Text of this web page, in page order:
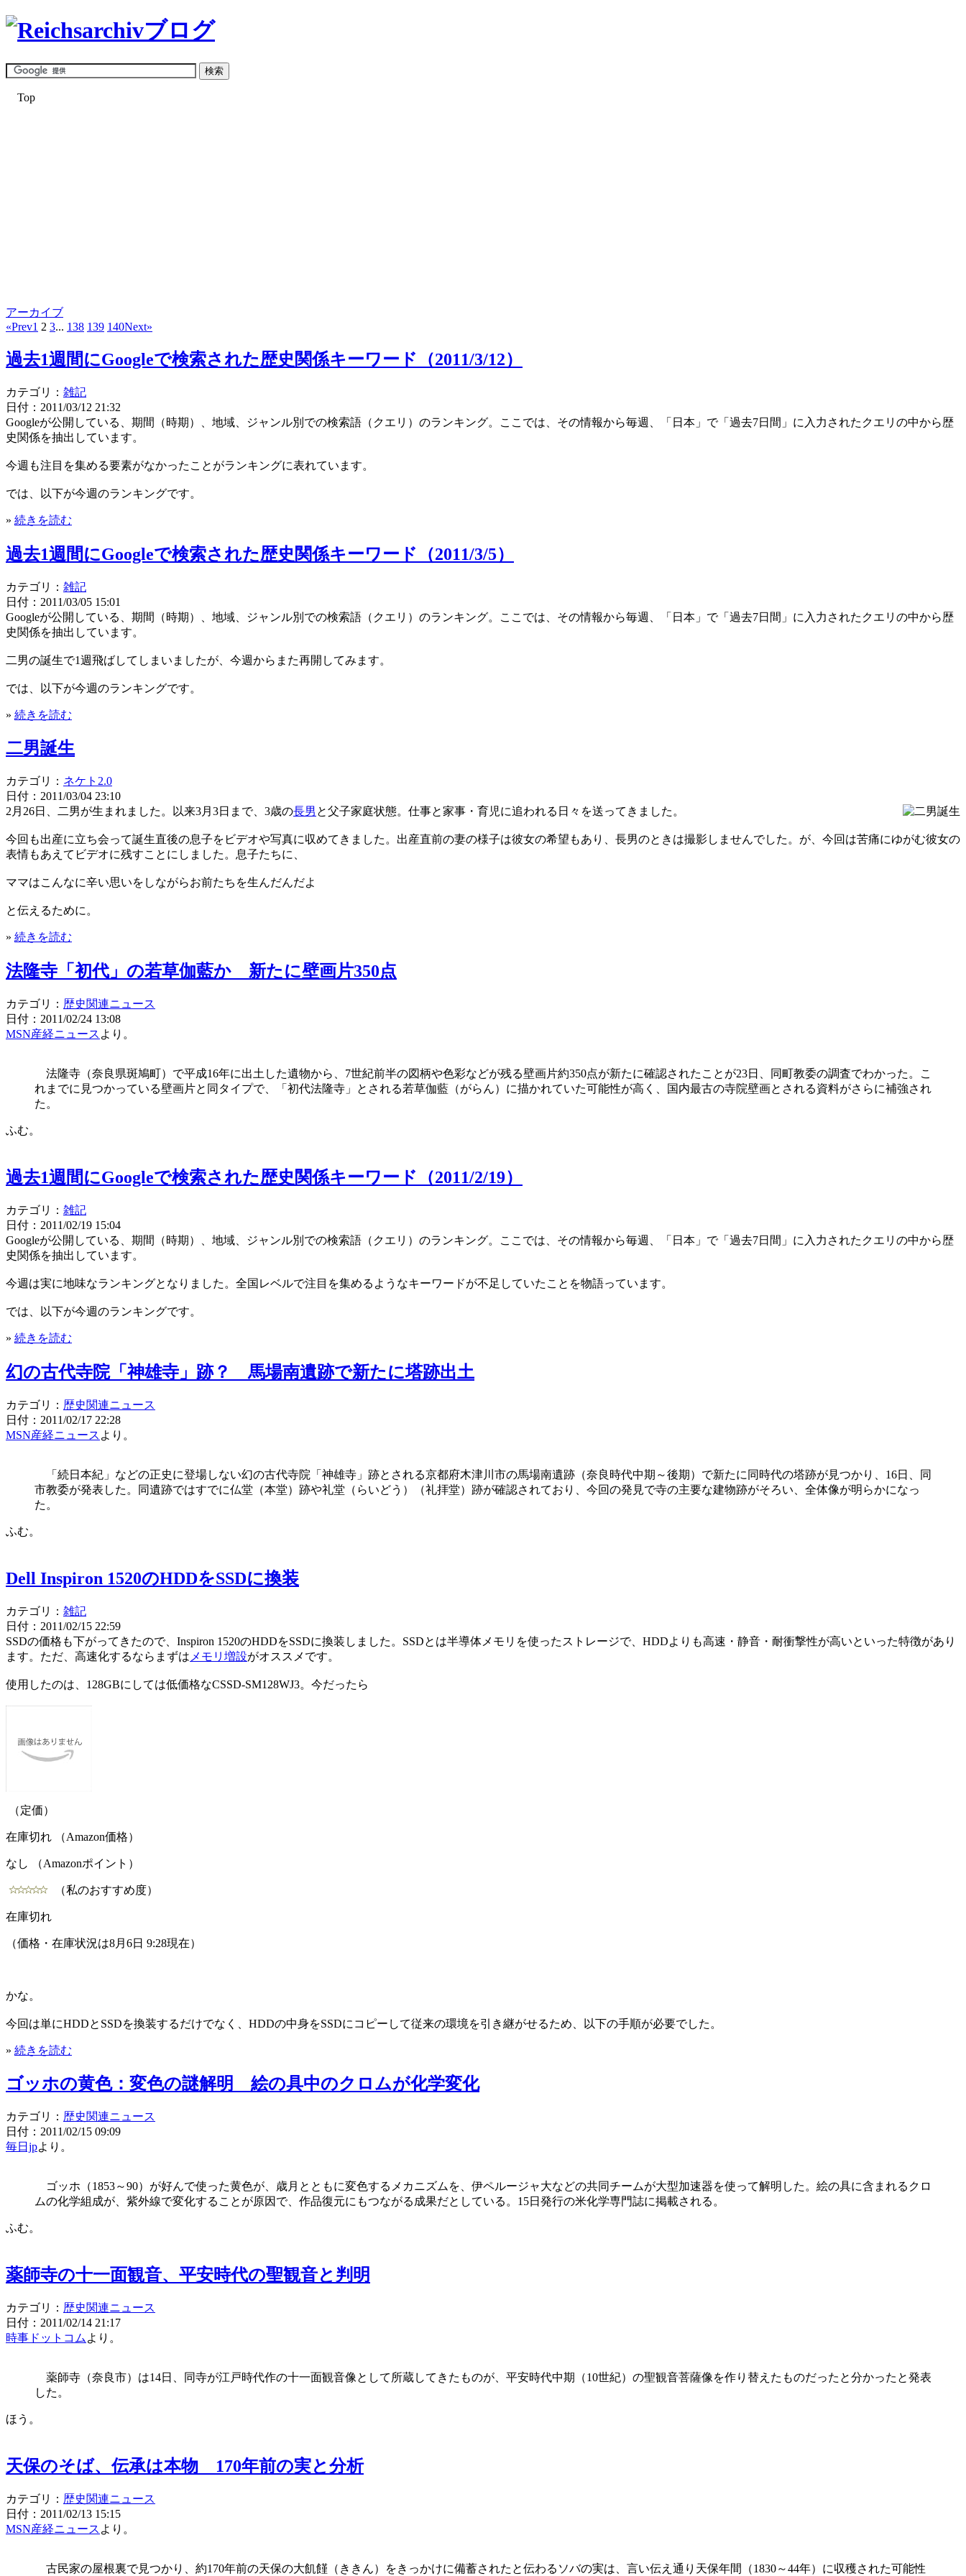
Top
アーカイブ
«Prev1 2 3... 138 139 140Next»
過去1週間にGoogleで検索された歴史関係キーワード（2011/3/12）
カテゴリ： 雑記
日付：2011/03/12 21:32
Googleが公開している、期間（時期）、地域、ジャンル別での検索語（クエリ）のランキング。ここでは、その情報から毎週、「日本」で「過去7日間」に入力されたクエリの中から歴
史関係を抽出しています。
今週も注目を集める要素がなかったことがランキングに表れています。
では、以下が今週のランキングです。
» 続きを読む
過去1週間にGoogleで検索された歴史関係キーワード（2011/3/5）
カテゴリ： 雑記
日付：2011/03/05 15:01
Googleが公開している、期間（時期）、地域、ジャンル別での検索語（クエリ）のランキング。ここでは、その情報から毎週、「日本」で「過去7日間」に入力されたクエリの中から歴
史関係を抽出しています。
二男の誕生で1週飛ばしてしまいましたが、今週からまた再開してみます。
では、以下が今週のランキングです。
» 続きを読む
二男誕生
カテゴリ： ネケト2.0
日付：2011/03/04 23:10
2月26日、二男が生まれました。以来3月3日まで、3歳の長男 と父子家庭状態。仕事と家事・育児に追われる日々を送ってきました。
今回も出産に立ち会って誕生直後の息子をビデオや写真に収めてきました。出産直前の妻の様子は彼女の希望もあり、長男のときは撮影しませんでした。が、今回は苦痛にゆがむ彼女の
表情もあえてビデオに残すことにしました。息子たちに、
ママはこんなに辛い思いをしながらお前たちを生んだんだよ
と伝えるために。
» 続きを読む
法隆寺「初代」の若草伽藍か 新たに壁画片350点
カテゴリ： 歴史関連ニュース
日付：2011/02/24 13:08
MSN産経ニュース より。
法隆寺（奈良県斑鳩町）で平成16年に出土した遺物から、7世紀前半の図柄や色彩などが残る壁画片約350点が新たに確認されたことが23日、同町教委の調査でわかった。こ
れまでに見つかっている壁画片と同タイプで、「初代法隆寺」とされる若草伽藍（がらん）に描かれていた可能性が高く、国内最古の寺院壁画とされる資料がさらに補強され
た。
ふむ。
過去1週間にGoogleで検索された歴史関係キーワード（2011/2/19）
カテゴリ： 雑記
日付：2011/02/19 15:04
Googleが公開している、期間（時期）、地域、ジャンル別での検索語（クエリ）のランキング。ここでは、その情報から毎週、「日本」で「過去7日間」に入力されたクエリの中から歴
史関係を抽出しています。
今週は実に地味なランキングとなりました。全国レベルで注目を集めるようなキーワードが不足していたことを物語っています。
では、以下が今週のランキングです。
» 続きを読む
幻の古代寺院「神雄寺」跡？ 馬場南遺跡で新たに塔跡出土
カテゴリ： 歴史関連ニュース
日付：2011/02/17 22:28
MSN産経ニュース より。
「続日本紀」などの正史に登場しない幻の古代寺院「神雄寺」跡とされる京都府木津川市の馬場南遺跡（奈良時代中期～後期）で新たに同時代の塔跡が見つかり、16日、同
市教委が発表した。同遺跡ではすでに仏堂（本堂）跡や礼堂（らいどう）（礼拝堂）跡が確認されており、今回の発見で寺の主要な建物跡がそろい、全体像が明らかになっ
た。
ふむ。
Dell Inspiron 1520のHDDをSSDに換装
カテゴリ： 雑記
日付：2011/02/15 22:59
SSDの価格も下がってきたので、Inspiron 1520のHDDをSSDに換装しました。SSDとは半導体メモリを使ったストレージで、HDDよりも高速・静音・耐衝撃性が高いといった特徴があり
ます。ただ、高速化するならまずは メモリ増設がオススメです。
使用したのは、128GBにしては低価格なCSSD-SM128WJ3。今だったら
（定価）
在庫切れ （Amazon価格）
なし （Amazonポイント）
（私のおすすめ度）
在庫切れ
（価格・在庫状況は8月6日 9:28現在）
かな。
今回は単にHDDとSSDを換装するだけでなく、HDDの中身をSSDにコピーして従来の環境を引き継がせるため、以下の手順が必要でした。
» 続きを読む
ゴッホの黄色：変色の謎解明 絵の具中のクロムが化学変化
カテゴリ： 歴史関連ニュース
日付：2011/02/15 09:09
毎日jpより。
ゴッホ（1853～90）が好んで使った黄色が、歳月とともに変色するメカニズムを、伊ペルージャ大などの共同チームが大型加速器を使って解明した。絵の具に含まれるクロ
ムの化学組成が、紫外線で変化することが原因で、作品復元にもつながる成果だとしている。15日発行の米化学専門誌に掲載される。
ふむ。
薬師寺の十一面観音、平安時代の聖観音と判明
カテゴリ： 歴史関連ニュース
日付：2011/02/14 21:17
時事ドットコム より。
薬師寺（奈良市）は14日、同寺が江戸時代作の十一面観音像として所蔵してきたものが、平安時代中期（10世紀）の聖観音菩薩像を作り替えたものだったと分かったと発表
した。
ほう。
天保のそば、伝承は本物 170年前の実と分析
カテゴリ： 歴史関連ニュース
日付：2011/02/13 15:15
MSN産経ニュース より。
古民家の屋根裏で見つかり、約170年前の天保の大飢饉（ききん）をきっかけに備蓄されたと伝わるソバの実は、言い伝え通り天保年間（1830～44年）に収穫された可能性